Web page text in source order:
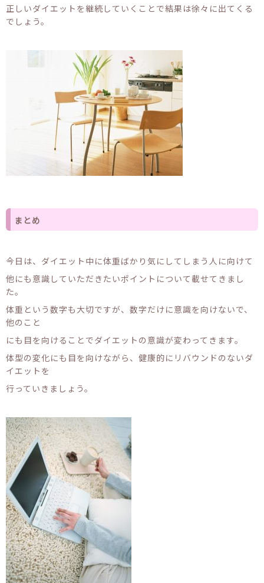
正しいダイエットを継続していくことで結果は徐々に出てくる
でしょう。
まとめ
今日は、ダイエット中に体重ばかり気にしてしまう人に向けて
他にも意識していただきたいポイントについて載せてきまし
た。
体重という数字も大切ですが、数字だけに意識を向けないで、
他のこと
にも目を向けることでダイエットの意識が変わってきます。
体型の変化にも目を向けながら、健康的にリバウンドのないダ
イエットを
行っていきましょう。